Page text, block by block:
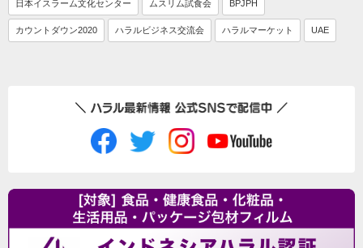
日本イスラーム文化センター ムスリム試食会 BPJPH
カウントダウン2020 ハラルビジネス交流会 ハラルマーケット UAE